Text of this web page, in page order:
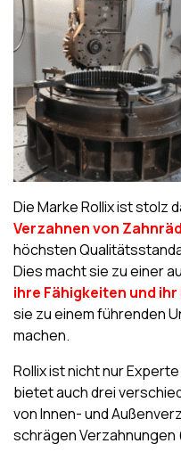
Die Marke Rollix ist stolz
Verzahnen von
höchsten
Dies macht sie zu einer
ihre Fähigkeiten und
sie zu einem führenden
machen.
Rollix ist nicht nur
bietet auch drei
von Innen- und
schrägen